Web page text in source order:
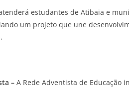
estudantes de Atibaia e
um projeto que une
– A Rede Adventista de Educação